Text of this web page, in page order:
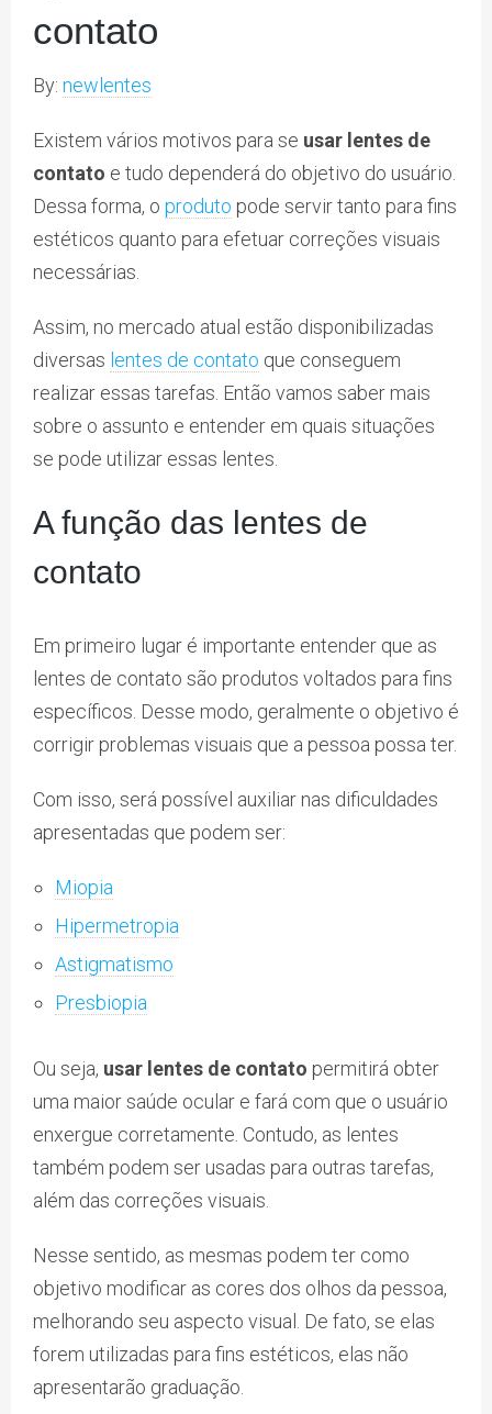
contato
By: newlentes
Existem vários motivos para se usar lentes de
contato e tudo dependerá do objetivo do usuário.
Dessa forma, o produto pode servir tanto para fins
estéticos quanto para efetuar correções visuais
necessárias.
Assim, no mercado atual estão disponibilizadas
diversas lentes de contato que conseguem
realizar essas tarefas. Então vamos saber mais
sobre o assunto e entender em quais situações
se pode utilizar essas lentes.
A função das lentes de
contato
Em primeiro lugar é importante entender que as
lentes de contato são produtos voltados para fins
específicos. Desse modo, geralmente o objetivo é
corrigir problemas visuais que a pessoa possa ter.
Com isso, será possível auxiliar nas dificuldades
apresentadas que podem ser:
Miopia
Hipermetropia
Astigmatismo
Presbiopia
Ou seja, usar lentes de contato permitirá obter
uma maior saúde ocular e fará com que o usuário
enxergue corretamente. Contudo, as lentes
também podem ser usadas para outras tarefas,
além das correções visuais.
Nesse sentido, as mesmas podem ter como
objetivo modificar as cores dos olhos da pessoa,
melhorando seu aspecto visual. De fato, se elas
forem utilizadas para fins estéticos, elas não
apresentarão graduação.